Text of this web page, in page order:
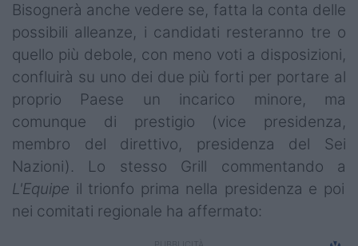
Bisognerà anche vedere se, fatta la conta delle
possibili alleanze, i candidati resteranno tre o
quello più debole, con meno voti a disposizioni,
confluirà su uno dei due più forti per portare al
proprio Paese un incarico minore, ma
comunque di prestigio (vice presidenza,
membro del direttivo, presidenza del Sei
Nazioni). Lo stesso Grill commentando a
L'Equipe il trionfo prima nella presidenza e poi
nei comitati regionale ha affermato: